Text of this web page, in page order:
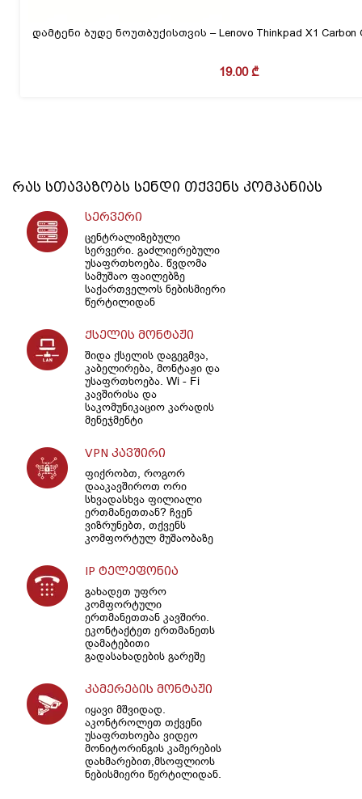
დამტენი ბუდე ნოუთბუქისთვის – Lenovo Thinkpad X1 Carbon
19.00₾
რას სთავაზობს სენდი თქვენს კომპანიას
სერვერი
ცენტრალიზებული
სერვერი. გაძლიერებული
უსაფრთხოება. წვდომა
სამუშაო ფაილებზე
საქართველოს ნებისმიერი
წერტილიდან
ქსელის მონტაჟი
შიდა ქსელის დაგეგმვა,
კაბელირება, მონტაჟი და
უსაფრთხოება. Wi - Fi
კავშირისა და
საკომუნიკაციო კარადის
მენეჯმენტი
VPN კავშირი
ფიქრობთ, როგორ
დააკავშიროთ ორი
სხვადასხვა ფილიალი
ერთმანეთთან? ჩვენ
ვიზრუნებთ, თქვენს
კომფორტულ მუშაობაზე
IP ტელეფონია
გახადეთ უფრო
კომფორტული
ერთმანეთთან კავშირი.
ეკონტაქტეთ ერთმანეთს
დამატებითი
გადასახადების გარეშე
კამერების მონტაჟი
იყავი მშვიდად.
აკონტროლეთ თქვენი
უსაფრთხოება ვიდეო
მონიტორინგის კამერების
დახმარებით,მსოფლიოს
ნებისმიერი წერტილიდან.